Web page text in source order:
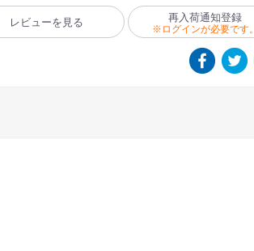
レビューを見る 再入荷通知登録
※ログインが必要です。